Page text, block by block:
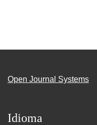
Open Journal Systems
Idioma